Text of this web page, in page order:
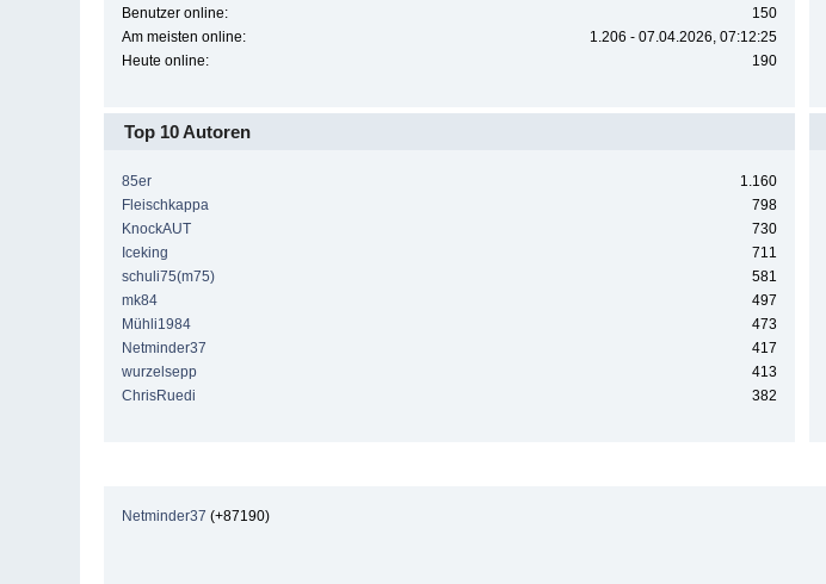
Benutzer online:
150
Am meisten online:
1.206 - 07.04.2026, 07:12:25
Heute online:
190
Top 10 Autoren
85er
1.160
Fleischkappa
798
KnockAUT
730
Iceking
711
schuli75(m75)
581
mk84
497
Mühli1984
473
Netminder37
417
wurzelsepp
413
ChrisRuedi
382
Netminder37 (+87190)